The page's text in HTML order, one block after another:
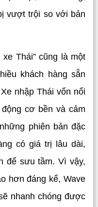
vượt trội so với bản
Thái” cũng là một
khách hàng sẵn
nhập Thái vốn nổi
cơ bền và cảm
phiên bản đặc
có giá trị lâu dài,
để sưu tầm. Vì vậy,
hơn đáng kể, Wave
nhanh chóng được